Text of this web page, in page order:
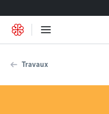
Travaux